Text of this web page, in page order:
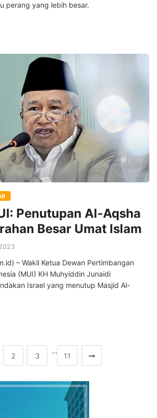
perang yang lebih besar.
Penutupan Al-Aqsha
Besar Umat Islam
– Wakil Ketua Dewan Pertimbangan
(MUI) KH Muhyiddin Junaidi
Israel yang menutup Masjid Al-
2 3
…
11